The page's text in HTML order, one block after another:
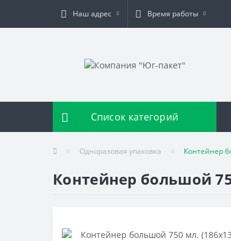
Наш адрес Время работы
Список категорий
Одноразовая упаковка Контейнер
Контейнер большой